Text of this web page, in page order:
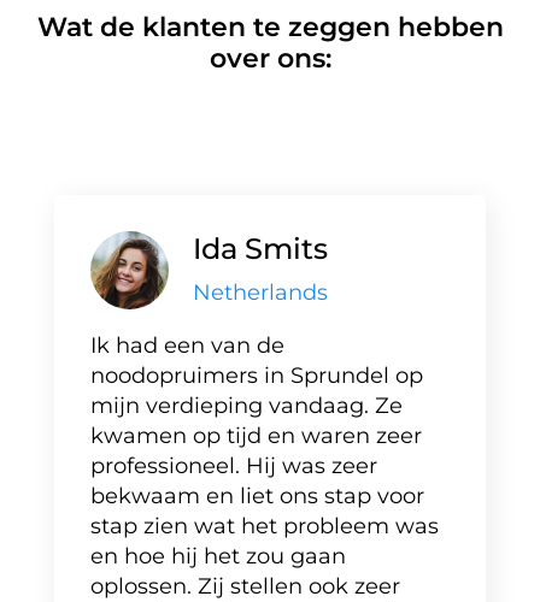
Wat de klanten te zeggen hebben
over ons:
Ida Smits
Netherlands
Ik had een van de
noodopruimers in Sprundel op
mijn verdieping vandaag. Ze
kwamen op tijd en waren zeer
professioneel. Hij was zeer
bekwaam en liet ons stap voor
stap zien wat het probleem was
en hoe hij het zou gaan
oplossen. Zij stellen ook zeer